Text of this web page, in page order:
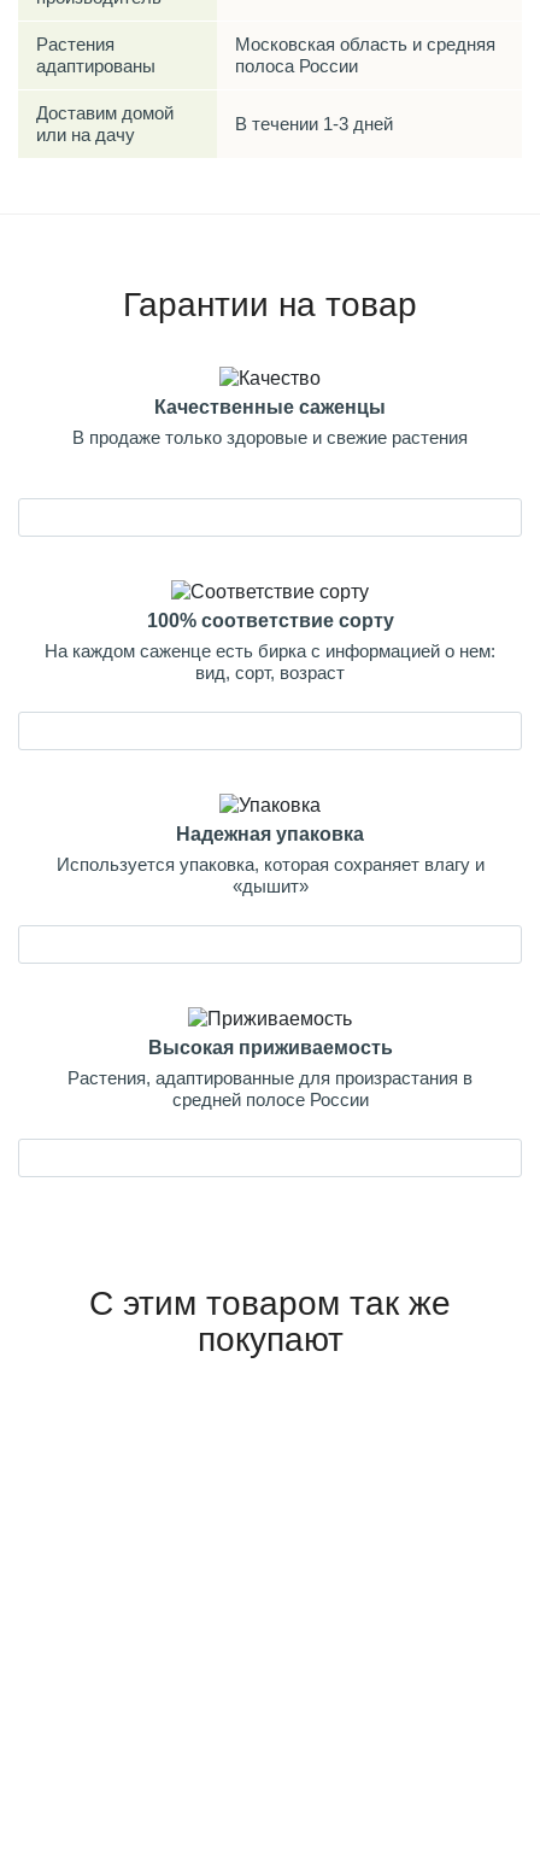
Растения
адаптированы
Московская область и средняя
полоса России
Доставим домой
или на дачу
В течении 1-3 дней
Гарантии на товар
Качественные саженцы
В продаже только здоровые и свежие растения
100% соответствие сорту
На каждом саженце есть бирка с информацией о нем:
вид, сорт, возраст
Надежная упаковка
Используется упаковка, которая сохраняет влагу и
«дышит»
Высокая приживаемость
Растения, адаптированные для произрастания в
средней полосе России
С этим товаром так же
покупают